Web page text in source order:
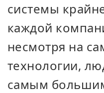
системы
каждой
несмотря на
технологии,
самым